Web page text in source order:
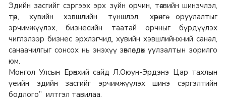
Эдийн засгийг сэргээх эрх зүйн орчин, төсвийн шинэчлэл,
төр, хувийн хэвшлийн түншлэл, хөрөнгө оруулалтыг
эрчимжүүлэх, бизнесийн таатай орчныг бүрдүүлэх
чиглэлээр бизнес эрхлэгчид, хувийн хэвшлийнхний санал,
санаачилгыг сонсох нь энэхүү зөвлөлдөх уулзалтын зорилго
юм.
Монгол Улсын Ерөнхий сайд Л.Оюун-Эрдэнэ Цар тахлын
үеийн эдийн засгийг эрчимжүүлэх шинэ сэргэлтийн
бодлого” илтгэл тавилаа.